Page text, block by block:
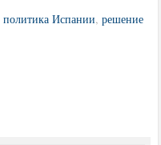
политика Испании,решение